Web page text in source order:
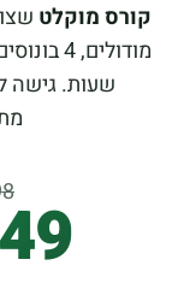
קורס מוקלט
שעות. גישה
₪ ₪